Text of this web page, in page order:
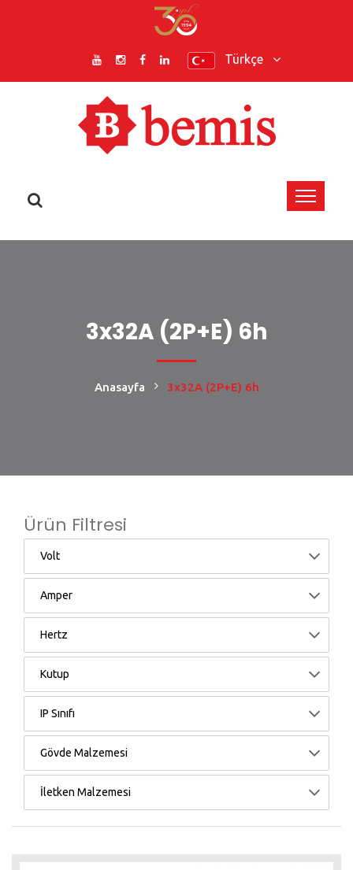
Türkçe
3x32A (2P+E) 6h
Anasayfa 3x32A (2P+E) 6h
Ürün Filtresi
Volt
Amper
Hertz
Kutup
IP Sınıfı
Gövde Malzemesi
İletken Malzemesi